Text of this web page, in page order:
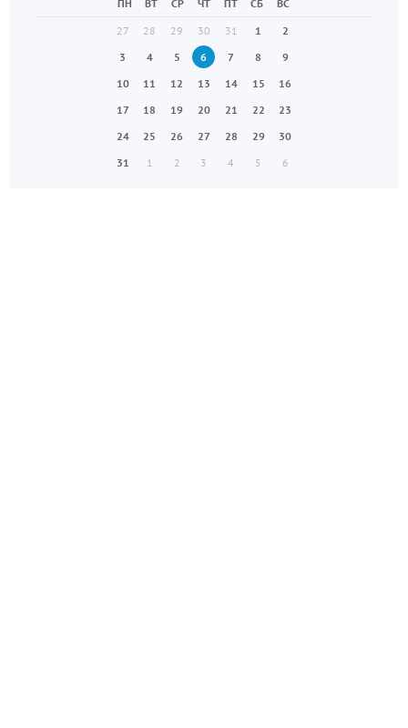
ПН ВТ СР ЧТ ПТ СБ
ВС
27
28 29 30 31 1
2
3
4 5 6 7 8
9
10
11 12 13 14 15
16
17
18 19 20 21 22
23
24
25 26 27 28 29
30
31
1 2 3 4 5 6